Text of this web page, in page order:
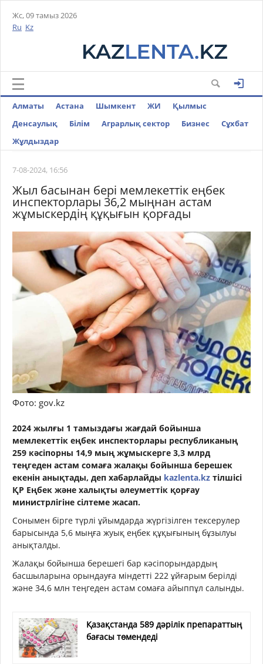
Жс, 09 тамыз 2026
Ru Kz
Алматы Астана Шымкент ЖИ
Қылмыс
Денсаулық
Білім Аграрлық сектор Бизнес
Cұхбат
Жұлдыздар
7-08-2024, 16:56
Жыл басынан бері мемлекеттік еңбек
инспекторлары 36,2 мыңнан астам
жұмыскердің құқығын қорғады
Фото: gov.kz
2024 жылғы 1 тамыздағы жағдай бойынша
мемлекеттік еңбек инспекторлары республиканың
259 кәсіпорны 14,9 мың жұмыскерге 3,3 млрд
теңгеден астам сомаға жалақы бойынша берешек
екенін анықтады, деп хабарлайды kazlenta.kz тілшісі
ҚР Еңбек және халықты әлеуметтік қорғау
министрлігіне сілтеме жасап.
Сонымен бірге түрлі ұйымдарда жүргізілген тексерулер
барысында 5,6 мыңға жуық еңбек құқығының бұзылуы
анықталды.
Жалақы бойынша берешегі бар кәсіпорындардың
басшыларына орындауға міндетті 222 ұйғарым берілді
және 34,6 млн теңгеден астам сомаға айыппұл салынды.
Қазақстанда 589 дәрілік препараттың
бағасы төмендеді